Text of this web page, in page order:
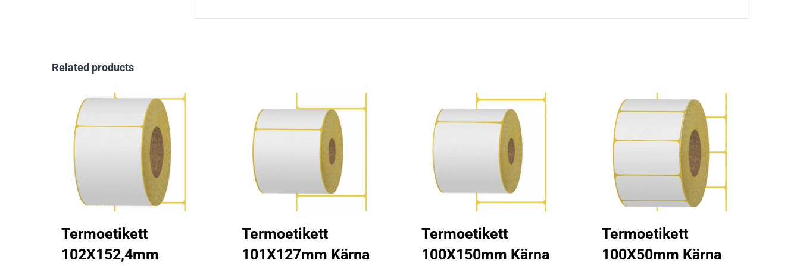
Related products
Termoetikett
102X152,4mm
Termoetikett
101X127mm Kärna
Termoetikett
100X150mm Kärna
Termoetikett
100X50mm Kärna